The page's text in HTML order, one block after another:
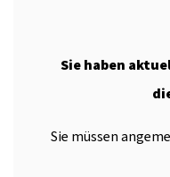
Sie haben
Sie müssen